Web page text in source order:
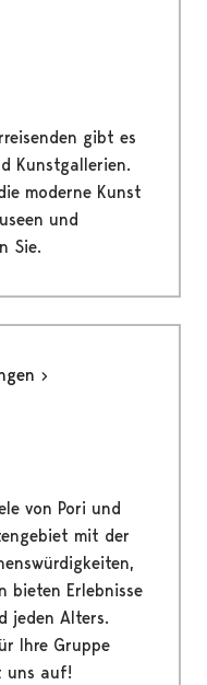
gibt es
Kunstgallerien.
moderne Kunst
und
Sie.
von Pori und
mit der
bieten Erlebnisse
jeden Alters.
Ihre Gruppe
uns auf!